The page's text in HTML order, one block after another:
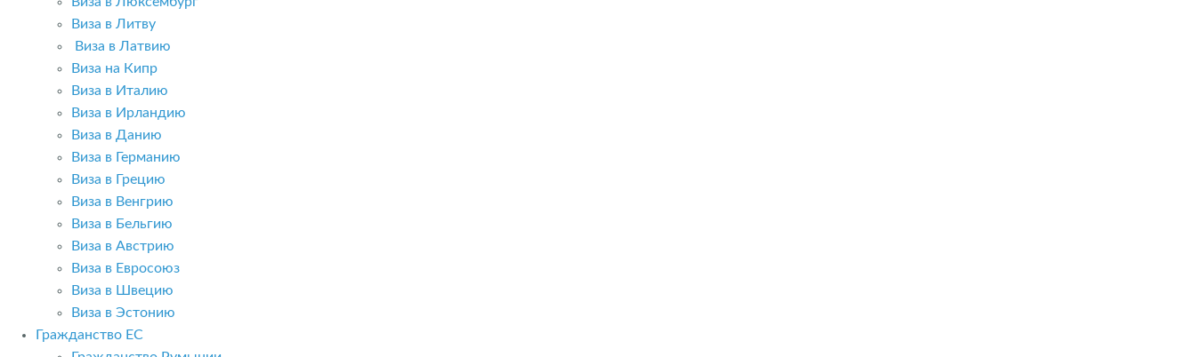
Виза в Литву
Виза в Латвию
Виза на Кипр
Виза в Италию
Виза в Ирландию
Виза в Данию
Виза в Германию
Виза в Грецию
Виза в Венгрию
Виза в Бельгию
Виза в Австрию
Виза в Евросоюз
Виза в Швецию
Виза в Эстонию
Гражданство ЕС